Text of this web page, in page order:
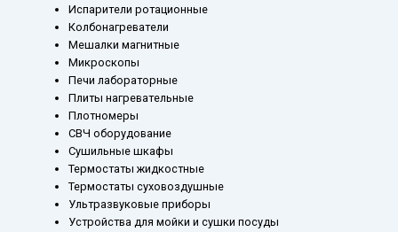
Испарители ротационные
Колбонагреватели
Мешалки магнитные
Микроскопы
Печи лабораторные
Плиты нагревательные
Плотномеры
СВЧ оборудование
Сушильные шкафы
Термостаты жидкостные
Термостаты суховоздушные
Ультразвуковые приборы
Устройства для мойки и сушки посуды